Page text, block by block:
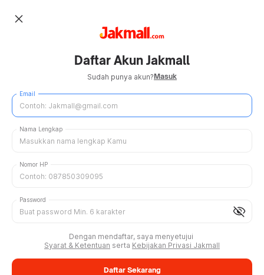
close
Daftar Akun Jakmall
Sudah punya akun?Masuk
Email
Nama Lengkap
Nomor HP
visibility_off
Password
Dengan mendaftar, saya menyetujui
Syarat & Ketentuan serta Kebijakan Privasi Jakmall
Daftar Sekarang